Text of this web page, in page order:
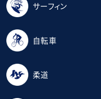
サーフィン
自転車
柔道